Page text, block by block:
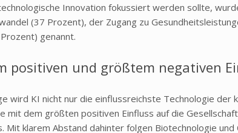
Innovation fokussiert werden sollte,
(37 Prozent), der Zugang zu
genannt.
positiven und größtem negativen
wird KI nicht nur die einflussreichste Technologie der
mit dem größten positiven Einfluss auf die
Mit klarem Abstand dahinter folgen Biotechnologie und